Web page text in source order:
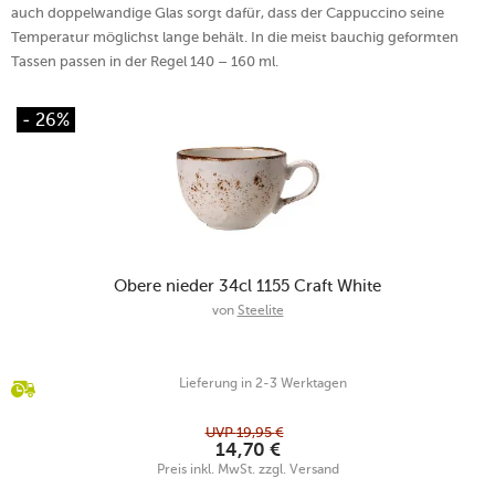
auch doppelwandige Glas sorgt dafür, dass der Cappuccino seine
Temperatur möglichst lange behält. In die meist bauchig geformten
Tassen passen in der Regel 140 – 160 ml.
- 26%
Obere nieder 34cl 1155 Craft White
von Steelite
Lieferung in 2-3 Werktagen
UVP19,95 €
14,70 €
Preis inkl. MwSt. zzgl. Versand